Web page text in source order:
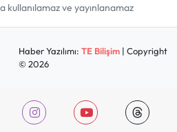
ve yayınlanamaz
Haber Yazılımı: TE Bilişim| Copyright
© 2026